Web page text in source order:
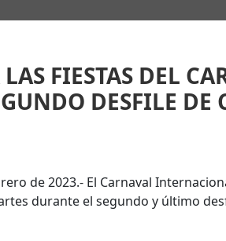
FIESTAS DEL
DESFILE DE
de 2023.- El Carnaval
durante el segundo y último